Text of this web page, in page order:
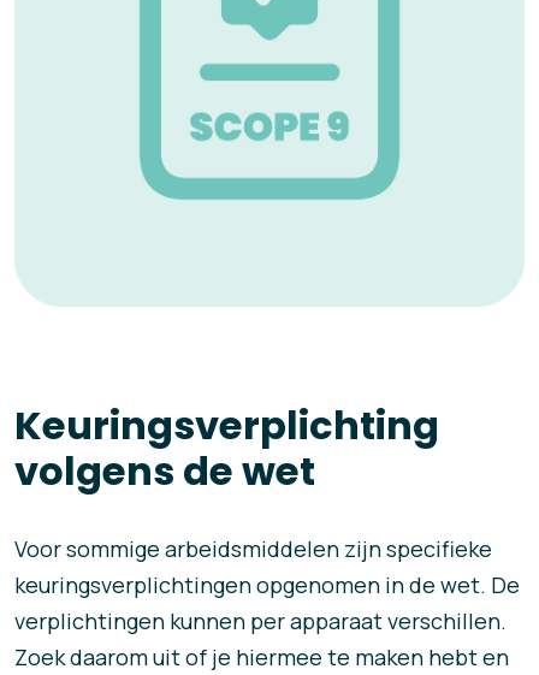
Keuringsverplichting
volgens de wet
Voor sommige arbeidsmiddelen zijn specifieke
keuringsverplichtingen opgenomen in de wet. De
verplichtingen kunnen per apparaat verschillen.
Zoek daarom uit of je hiermee te maken hebt en